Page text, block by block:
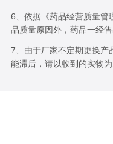
6、依据《药品经营质量管
品质量原因外，药品一经售
7、由于厂家不定期更换产
能滞后，请以收到的实物为